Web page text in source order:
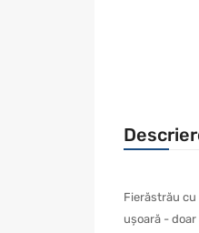
Fierăstrău
ușoară -